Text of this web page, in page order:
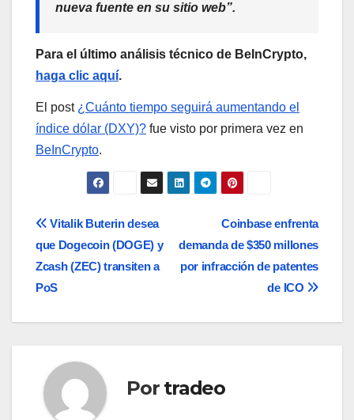
nueva fuente en su sitio web”.
Para el último análisis técnico de BeInCrypto,
haga clic aquí.
El post ¿Cuánto tiempo seguirá aumentando el
índice dólar (DXY)? fue visto por primera vez en
BeInCrypto.
Navegación
de
entradas
Coinbase enfrenta
demanda de $350 millones
por infracción de patentes
de ICO
Vitalik Buterin desea
que Dogecoin (DOGE) y
Zcash (ZEC) transiten a
PoS
Por tradeo